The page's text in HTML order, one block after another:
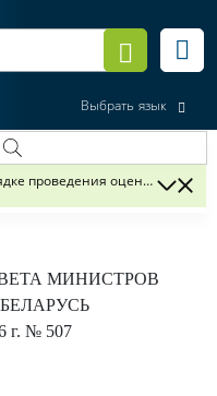
Выбрать язык
проведения оценки не
МИНИСТРОВ
г. № 507